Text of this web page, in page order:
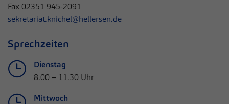
Fax 02351 945-2091
sekretariat.knichel@hellersen.de
Sprechzeiten
Dienstag
8.00 – 11.30 Uhr
Mittwoch